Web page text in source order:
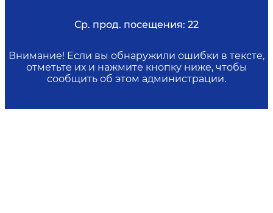
Ср. прод. посещения: 22
Внимание! Если вы обнаружили ошибки в тексте,
отметьте их и нажмите кнопку ниже, чтобы
сообщить об этом администрации.